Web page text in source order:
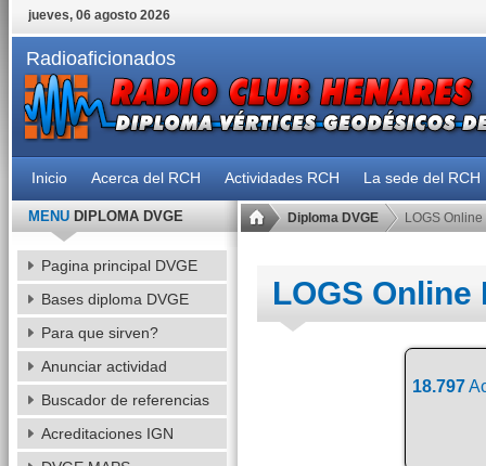
jueves, 06 agosto 2026
Radioaficionados
Inicio Acerca del RCH Actividades RCH La sede del RCH
Diploma DVGE LOGS Online
LOGS Online
18.797
MENUDIPLOMA DVGE
Pagina principal DVGE
Bases diploma DVGE
Para que sirven?
Anunciar actividad
Buscador de referencias
Acreditaciones IGN